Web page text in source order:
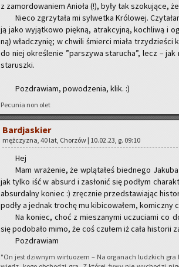
z za­mor­do­wa­niem Anio­ła (!), były tak szo­ku­ją­ce,
Nieco zgrzy­ta­ła mi syl­wet­ka Kró­lo­wej.
ją jako wy­jąt­ko­wo pięk­ną, atrak­cyj­ną, ko­chli­wą i
ną) wład­czy­nię; w chwi­li śmier­ci miała
do niej okre­śle­nie ”par­szy­wa sta­ru­cha”, lecz –
sta­rusz­ki.
Po­zdra­wiam, po­wo­dze­nia, klik. :)
Pe­cu­nia non olet
Bar­dja­skier
męż­czy­zna, 40 lat, Cho­rzów | 10.02.23, g. 09:10
Hej
Mam wra­że­nie, że wplą­ta­łeś bied­ne­go
jak tylko iść w ab­surd i za­sło­nić się pod­łym
ab­sur­dal­ny ko­niec :) zręcz­nie przed­sta­wia­jąc
podły a jed­nak tro­chę mu ki­bi­co­wa­łem,
Na ko­niec, choć z mie­sza­ny­mi uczu­cia­mi co
się po­do­ba­ło mimo, że coś czu­łem iż cała
Po­zdra­wiam
"On jest dziw­nym wir­tu­ozem – Na or­ga­nach ludz­kich